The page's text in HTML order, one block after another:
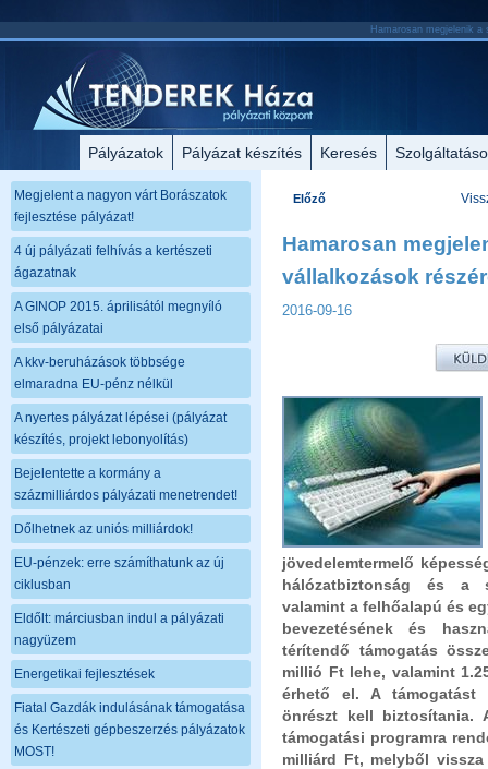
Hamarosan megjelenik
Pályázatok Pályázat készítés Keresés
Megjelent a nagyon várt Borászatok
fejlesztése pályázat!
4 új pályázati felhívás a kertészeti
ágazatnak
A GINOP 2015. áprilisától megnyíló
első pályázatai
A kkv-beruházások többsége
elmaradna EU-pénz nélkül
A nyertes pályázat lépései (pályázat
készítés, projekt lebonyolítás)
Bejelentette a kormány a
százmilliárdos pályázati menetrendet!
Dőlhetnek az uniós milliárdok!
EU-pénzek: erre számíthatunk az új
ciklusban
Eldőlt: márciusban indul a pályázati
nagyüzem
Energetikai fejlesztések
Fiatal Gazdák indulásának támogatása
és Kertészeti gépbeszerzés pályázatok
MOST!
Előző
Hamarosan
vállalkozások
2016-09-16
jövedelemtermelő
hálózatbiztonság és a
valamint a felhőalapú és
bevezetésének és
térítendő támogatás
millió Ft lehe, valamint
érhető el. A támogatást
önrészt kell biztosítania.
támogatási programra
milliárd Ft, melyből